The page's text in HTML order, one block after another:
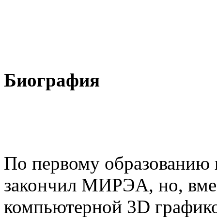
Биография
По первому образованию
закончил МИРЭА, но,
компьютерной 3D